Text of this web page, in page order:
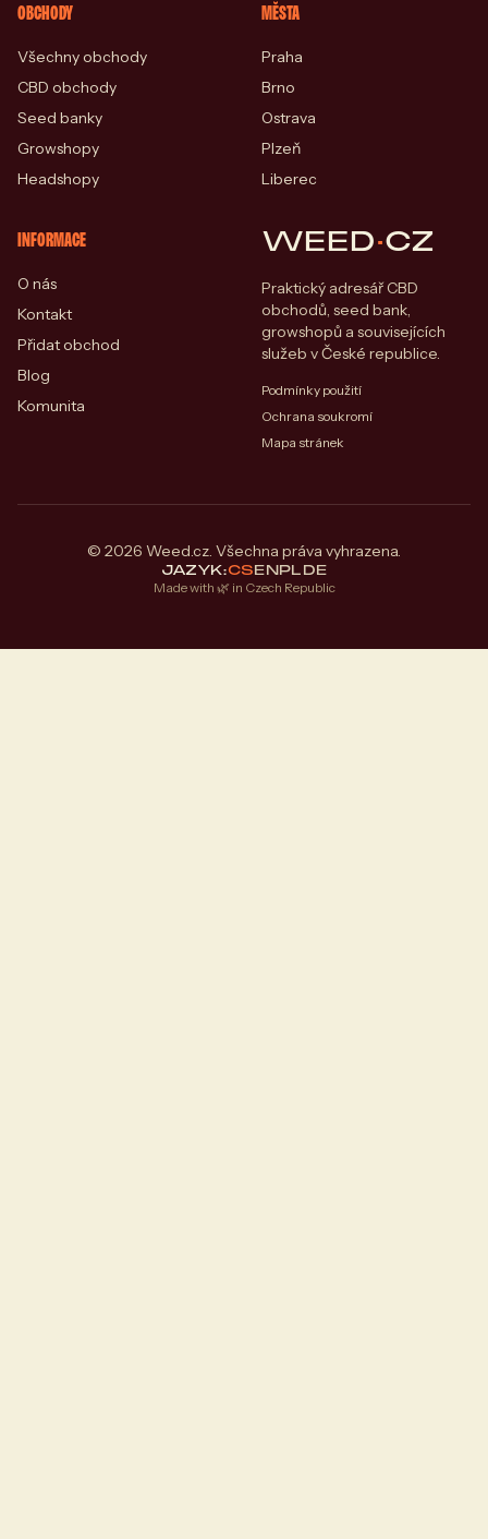
OBCHODY
Všechny obchody
CBD obchody
Seed banky
Growshopy
Headshopy
MĚSTA
Praha
Brno
Ostrava
Plzeň
Liberec
INFORMACE
O nás
Kontakt
Přidat obchod
Blog
Komunita
WEED·CZ
Praktický adresář CBD
obchodů, seed bank,
growshopů a souvisejících
služeb v České republice.
Podmínky použití
Ochrana soukromí
Mapa stránek
© 2026 Weed.cz. Všechna práva vyhrazena.
JAZYK:CSENPLDE
Made with 🌿 in Czech Republic